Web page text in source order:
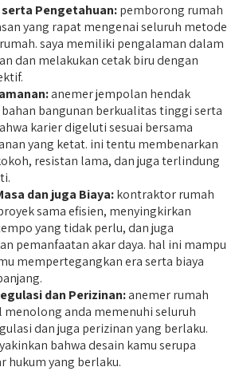
Pengetahuan:pemborong rumah
yang rapat mengenai seluruh metode
saya memiliki pengalaman dalam
dan melakukan cetak biru dengan
anemer jempolan hendak
bangunan berkualitas tinggi serta
karier digeluti sesuai bersama
yang ketat. ini tentu membenarkan
resistan lama, dan juga terlindung
dan juga Biaya:kontraktor rumah
sama efisien, menyingkirkan
yang tidak perlu, dan juga
pemanfaatan akar daya. hal ini mampu
mempertegangkan era serta biaya
dan Perizinan:anemer rumah
menolong anda memenuhi seluruh
dan juga perizinan yang berlaku.
bahwa desain kamu serupa
hukum yang berlaku.